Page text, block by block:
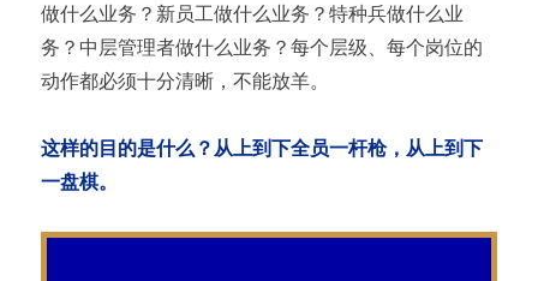
做什么业务？新员工做什么业务？特种兵做什么业
务？中层管理者做什么业务？每个层级、每个岗位的
动作都必须十分清晰，不能放羊。
这样的目的是什么？从上到下全员一杆枪，从上到下
一盘棋。